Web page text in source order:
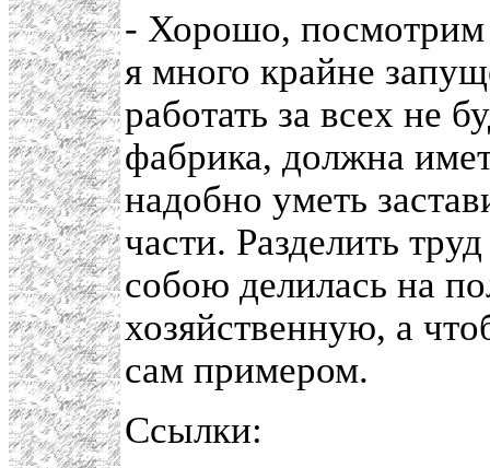
- Хорошо, посмотрим
я много крайне
работать за всех не
фабрика, должна
надобно уметь
части. Разделить
собою делилась на
хозяйственную, а
сам примером.
Ссылки: